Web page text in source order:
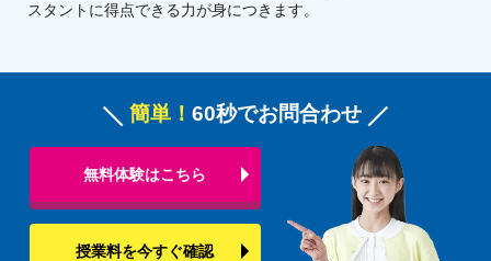
スタントに得点できる力が身につきます。
簡単！ 60秒でお問合わせ
無料体験はこちら
授業料を今すぐ確認